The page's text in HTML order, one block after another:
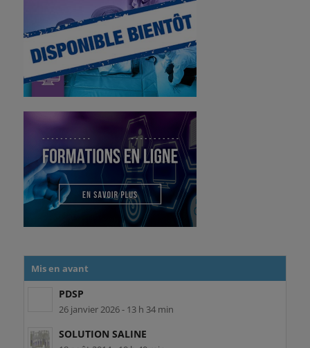
Mis en avant
PDSP
26 janvier 2026 - 13 h 34 min
SOLUTION SALINE